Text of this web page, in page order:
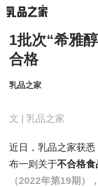
1批次“希雅
合格
乳品之家
文 | 乳品之家
近日，乳品之家获
布一则关于不合格
（2022年第19期）